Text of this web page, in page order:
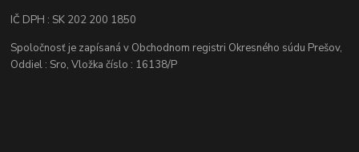
IČ DPH : SK 202 200 1850
Spoločnosť je zapísaná v Obchodnom registri Okresného súdu Prešov,
Oddiel : Sro, Vložka číslo : 16138/P